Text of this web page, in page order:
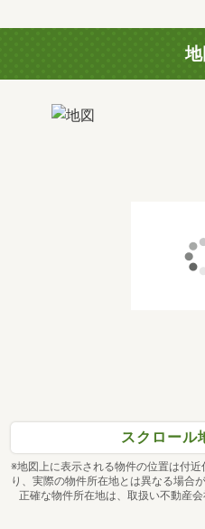
地
スクロール
※地図上に表示される物件の位置は付
り、実際の物件所在地とは異なる場合が
正確な物件所在地は、取扱い不動産会